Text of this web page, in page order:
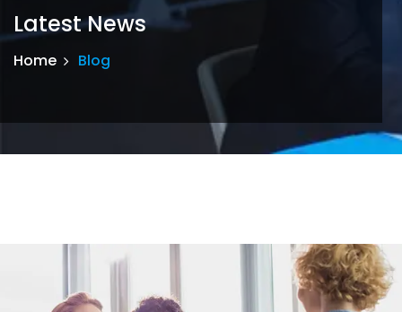
Latest News
Home Blog